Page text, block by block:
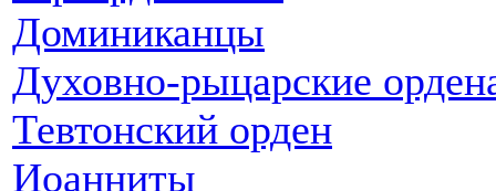
Доминиканцы
Духовно-рыцарские
Тевтонский орден
Иоанниты